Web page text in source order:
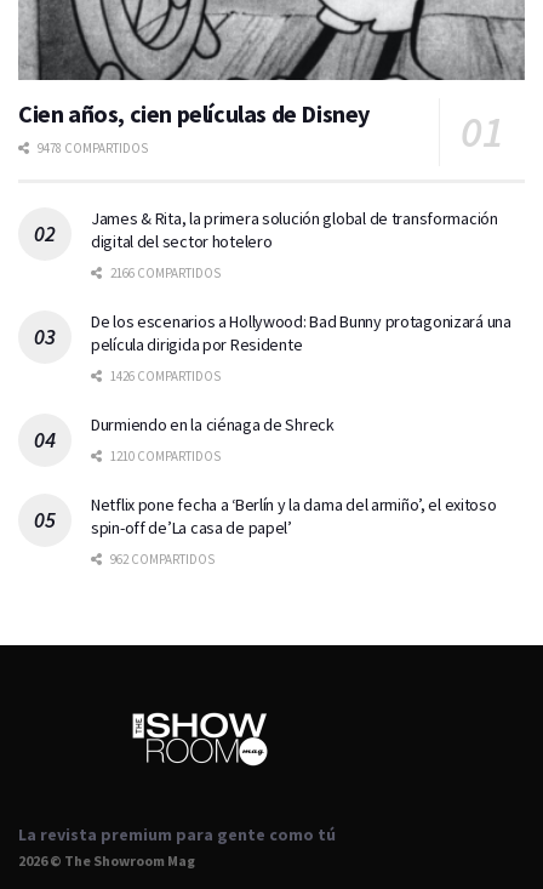
Cien años, cien películas de Disney
9478 COMPARTIDOS
James & Rita, la primera solución global de transformación
digital del sector hotelero
2166 COMPARTIDOS
De los escenarios a Hollywood: Bad Bunny protagonizará una
película dirigida por Residente
1426 COMPARTIDOS
Durmiendo en la ciénaga de Shreck
1210 COMPARTIDOS
Netflix pone fecha a ‘Berlín y la dama del armiño’, el exitoso
spin-off de’La casa de papel’
962 COMPARTIDOS
La revista premium para gente como tú
2026 © The Showroom Mag